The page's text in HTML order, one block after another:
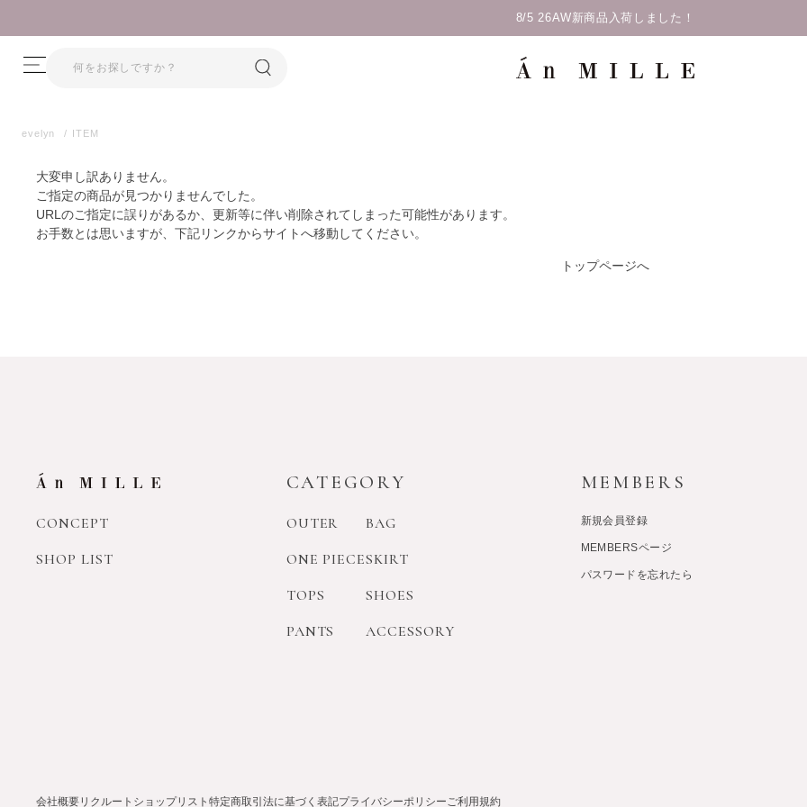
8/5 26AW新商品入荷しました！
evelyn ITEM
大変申し訳ありません。
ご指定の商品が見つかりませんでした。
URLのご指定に誤りがあるか、更新等に伴い削除されてしまった可能性があります。
お手数とは思いますが、下記リンクからサイトへ移動してください。
トップページへ
CONCEPT
SHOP LIST
CATEGORY
OUTER
ONE PIECE
TOPS
PANTS
BAG
SKIRT
SHOES
ACCESSORY
MEMBERS
新規会員登録
MEMBERSページ
パスワードを忘れたら
会社概要 リクルート ショップリスト 特定商取引法に基づく表記プライバシーポリシーご利用規約